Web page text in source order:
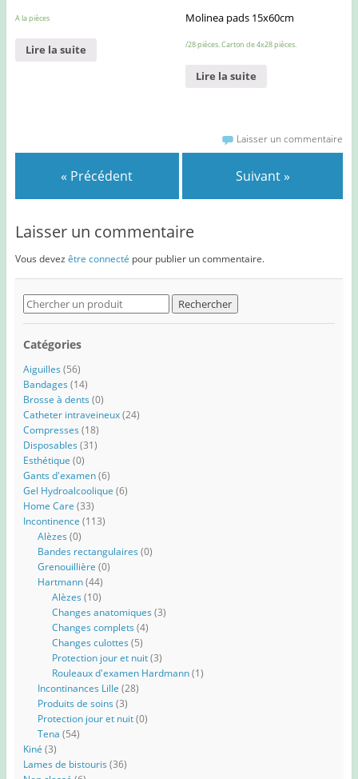
A la pièces
Lire la suite
Molinea pads 15x60cm
/28 pièces. Carton de 4x28 pièces.
Lire la suite
Laisser un commentaire
« Précédent Suivant »
Laisser un commentaire
Vous devez être connecté pour publier un commentaire.
Search
for:
Catégories
Aiguilles (56)
Bandages (14)
Brosse à dents (0)
Catheter intraveineux (24)
Compresses (18)
Disposables (31)
Esthétique (0)
Gants d'examen (6)
Gel Hydroalcoolique (6)
Home Care (33)
Incontinence (113)
Alèzes (0)
Bandes rectangulaires (0)
Grenouillière (0)
Hartmann (44)
Alèzes (10)
Changes anatomiques (3)
Changes complets (4)
Changes culottes (5)
Protection jour et nuit (3)
Rouleaux d'examen Hardmann (1)
Incontinances Lille (28)
Produits de soins (3)
Protection jour et nuit (0)
Tena (54)
Kiné (3)
Lames de bistouris (36)